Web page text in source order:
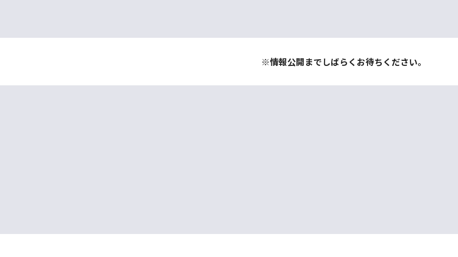
※情報公開までしばらくお待ちください。